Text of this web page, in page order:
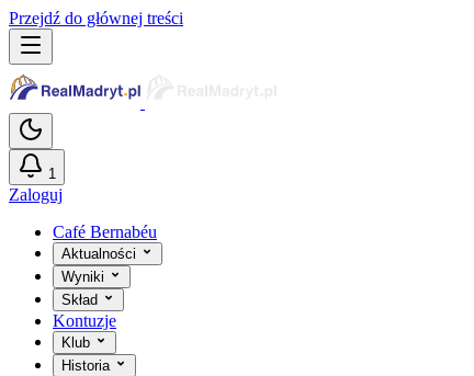
Przejdź do głównej treści
1
Zaloguj
Café Bernabéu
Aktualności
Wyniki
Skład
Kontuzje
Klub
Historia